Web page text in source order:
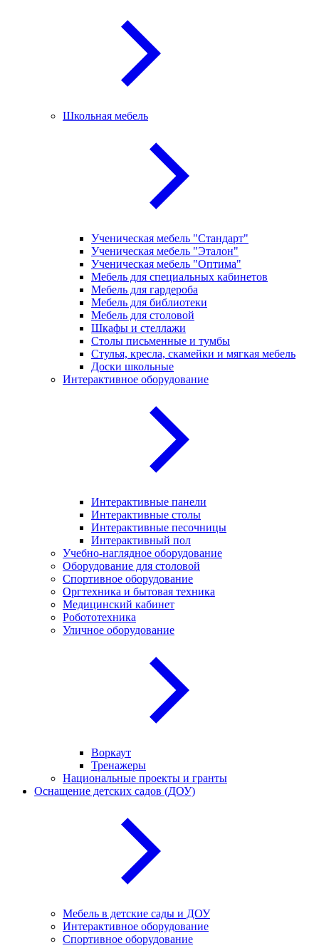
Школьная мебель
Ученическая мебель "Стандарт"
Ученическая мебель "Эталон"
Ученическая мебель "Оптима"
Мебель для специальных кабинетов
Мебель для гардероба
Мебель для библиотеки
Мебель для столовой
Шкафы и стеллажи
Столы письменные и тумбы
Стулья, кресла, скамейки и мягкая мебель
Доски школьные
Интерактивное оборудование
Интерактивные панели
Интерактивные столы
Интерактивные песочницы
Интерактивный пол
Учебно-наглядное оборудование
Оборудование для столовой
Спортивное оборудование
Оргтехника и бытовая техника
Медицинский кабинет
Робототехника
Уличное оборудование
Воркаут
Тренажеры
Национальные проекты и гранты
Оснащение детских садов (ДОУ)
Мебель в детские сады и ДОУ
Интерактивное оборудование
Спортивное оборудование